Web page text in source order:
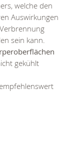
welche den
Auswirkungen
sein kann.
gekühlt